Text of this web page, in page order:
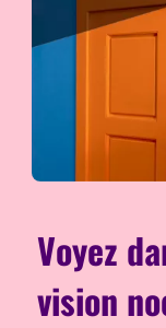
Voyez
vision